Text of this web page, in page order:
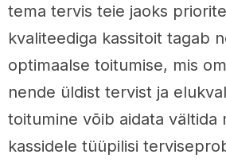
tema tervis teie jaoks
kvaliteediga kassitoit tagab
optimaalse toitumise, mis
nende üldist tervist ja
toitumine võib aidata vältida
kassidele tüüpilisi